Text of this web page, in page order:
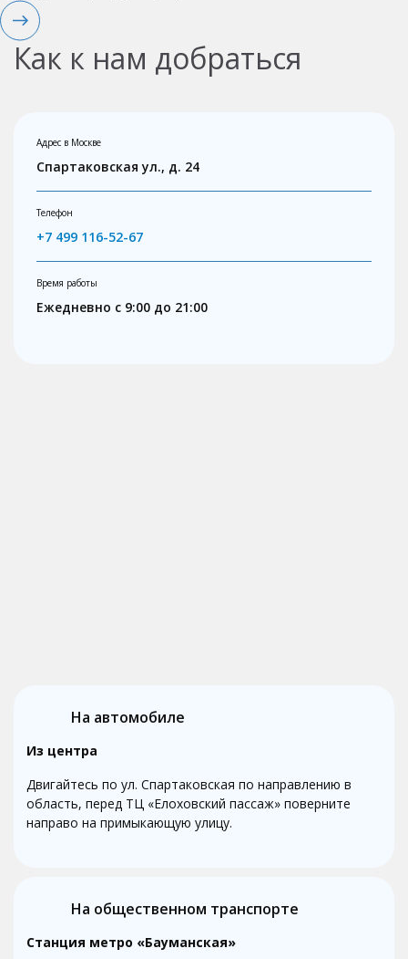
Как к нам добраться
Адрес в Москве
Спартаковская ул., д. 24
Телефон
+7 499 116-52-67
Время работы
Ежедневно с 9:00 до 21:00
На автомобиле
Из центра
Двигайтесь по ул. Спартаковская по направлению в
область, перед ТЦ «Елоховский пассаж» поверните
направо на примыкающую улицу.
На общественном транспорте
Станция метро «Бауманская»